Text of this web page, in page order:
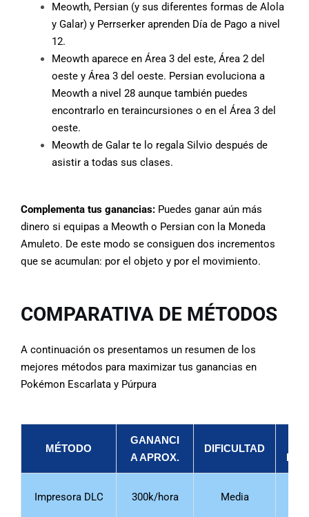
Meowth, Persian (y sus diferentes formas de Alola
y Galar) y Perrserker aprenden Día de Pago a nivel
12.
Meowth aparece en Área 3 del este, Área 2 del
oeste y Área 3 del oeste. Persian evoluciona a
Meowth a nivel 28 aunque también puedes
encontrarlo en teraincursiones o en el Área 3 del
oeste.
Meowth de Galar te lo regala Silvio después de
asistir a todas sus clases.
Complementa tus ganancias: Puedes ganar aún más
dinero si equipas a Meowth o Persian con la Moneda
Amuleto. De este modo se consiguen dos incrementos
que se acumulan: por el objeto y por el movimiento.
COMPARATIVA DE MÉTODOS
A continuación os presentamos un resumen de los
mejores métodos para maximizar tus ganancias en
Pokémon Escarlata y Púrpura
MÉTODO
GANANCI
A APROX.
DIFICULTAD
Impresora DLC 300k/hora Media